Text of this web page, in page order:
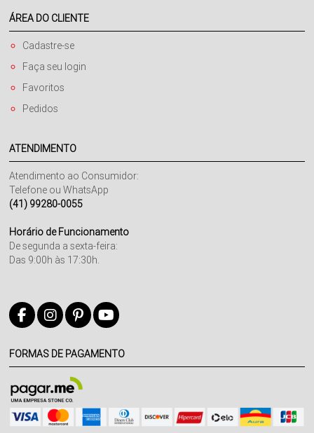
ÁREA DO CLIENTE
Cadastre-se
Faça seu login
Favoritos
Pedidos
ATENDIMENTO
Atendimento ao Consumidor:
Telefone ou WhatsApp
(41) 99280-0055
Horário de Funcionamento
De segunda a sexta-feira:
Das 9:00h às 17:30h.
FORMAS DE PAGAMENTO